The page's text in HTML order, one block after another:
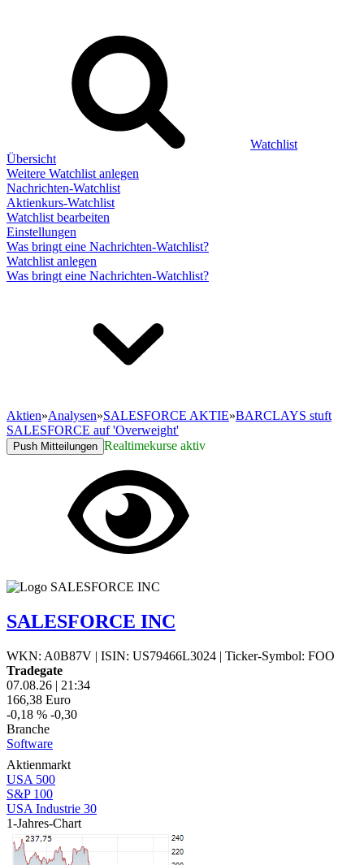
Watchlist
Übersicht
Weitere Watchlist anlegen
Nachrichten-Watchlist
Aktienkurs-Watchlist
Watchlist bearbeiten
Einstellungen
Was bringt eine Nachrichten-Watchlist?
Watchlist anlegen
Was bringt eine Nachrichten-Watchlist?
Aktien»Analysen»SALESFORCE AKTIE»BARCLAYS stuft
SALESFORCE auf 'Overweight'
Push Mitteilungen Realtimekurse aktiv
SALESFORCE INC
WKN: A0B87V | ISIN: US79466L3024 | Ticker-Symbol: FOO
Tradegate
07.08.26 | 21:34
166,38 Euro
-0,18 % -0,30
Branche
Software
Aktienmarkt
USA 500
S&P 100
USA Industrie 30
1-Jahres-Chart